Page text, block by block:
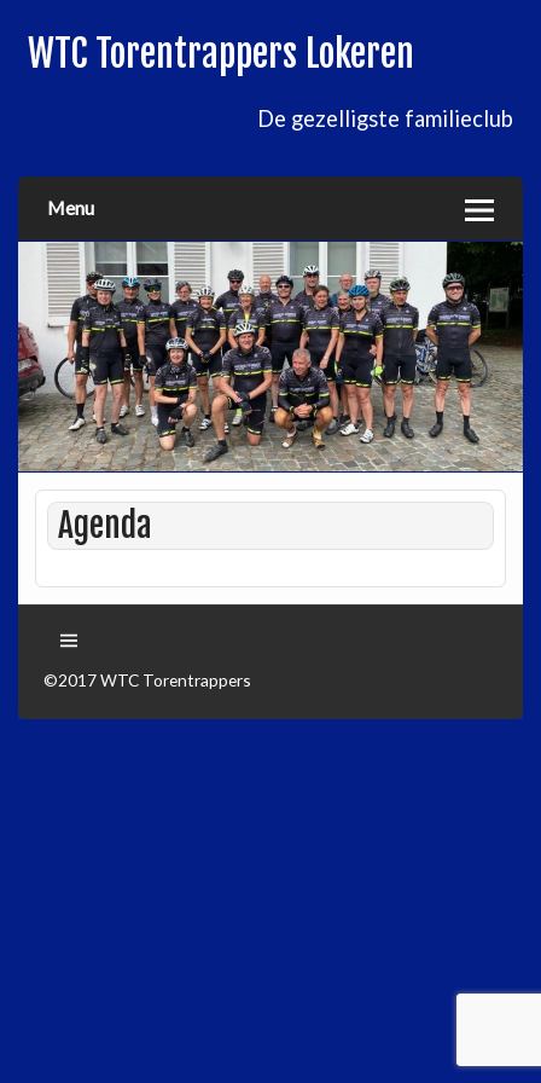
WTC Torentrappers Lokeren
De gezelligste familieclub
Menu
Agenda
©2017 WTC Torentrappers